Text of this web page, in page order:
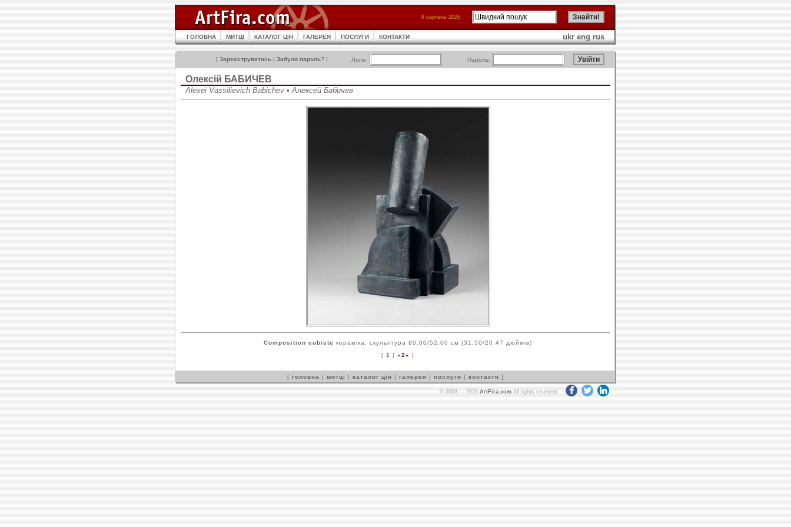
8 серпень 2026
ГОЛОВНА МИТЦІ КАТАЛОГ ЦІН ГАЛЕРЕЯ ПОСЛУГИ КОНТАКТИ ukr eng rus
[ Зареєструватись | Забули пароль? ] Логін: Пароль:
Олексій БАБИЧЕВ
Alexei Vassilievich Babichev • Алексей Бабичев
Composition cubiste кераміка, скульптура 80.00/52.00 см (31.50/20.47 дюймів)
[ 1 | »2« ]
[ головна | митці | каталог цін | галерея | послуги | контакти ]
© 2003 — 2023 ArtFira.com All rights reserved.